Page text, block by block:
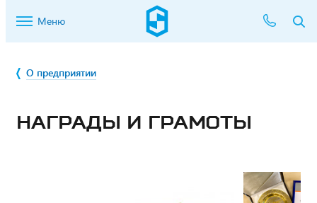
Меню
О предприятии
НАГРАДЫ И ГРАМОТЫ